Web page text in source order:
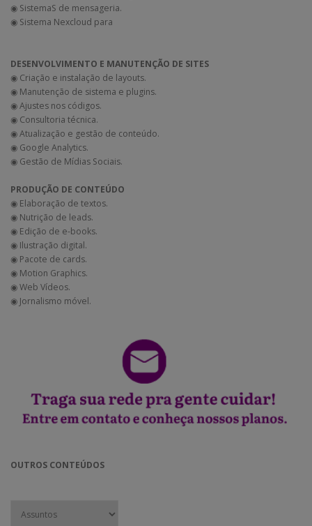
◉ SistemaS de mensageria.
◉ Sistema Nexcloud para
DESENVOLVIMENTO E MANUTENÇÃO DE SITES
◉ Criação e instalação de layouts.
◉ Manutenção de sistema e plugins.
◉ Ajustes nos códigos.
◉ Consultoria técnica.
◉ Atualização e gestão de conteúdo.
◉ Google Analytics.
◉ Gestão de Mídias Sociais.
PRODUÇÃO DE CONTEÚDO
◉ Elaboração de textos.
◉ Nutrição de leads.
◉ Edição de e-books.
◉ Ilustração digital.
◉ Pacote de cards.
◉ Motion Graphics.
◉ Web Vídeos.
◉ Jornalismo móvel.
OUTROS CONTEÚDOS